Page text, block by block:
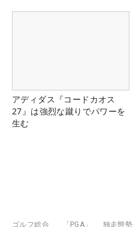
アディダス『コードカオス
27』は強烈な蹴りでパワーを
生む
ゴルフ総合
「PGA」
独走態